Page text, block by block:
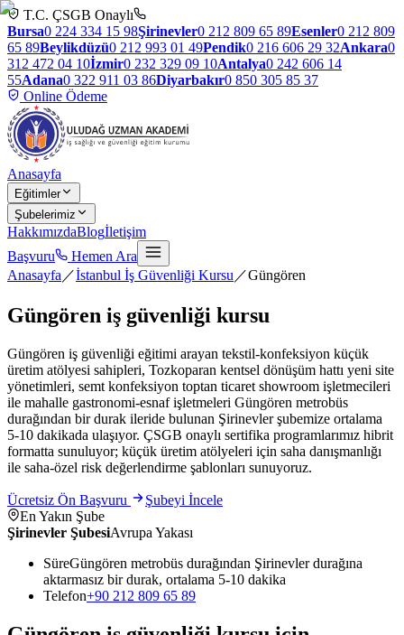
T.C. ÇSGB Onaylı
Bursa0 224 334 15 98Şirinevler0 212 809 65 89Esenler0 212 809
65 89Beylikdüzü0 212 993 01 49Pendik0 216 606 29 32Ankara0
312 472 04 10İzmir0 232 329 09 10Antalya0 242 606 14
55Adana0 322 911 03 86Diyarbakır0 850 305 85 37
Online Ödeme
Anasayfa
Eğitimler
Şubelerimiz
HakkımızdaBlogİletişim
Başvuru
Hemen Ara
Anasayfa ／İstanbul İş Güvenliği Kursu ／Güngören
Güngören iş güvenliği kursu
Güngören iş güvenliği eğitimi arayan tekstil-konfeksiyon küçük
üretim atölyesi sahipleri, Tozkoparan kentsel dönüşüm hattı yeni site
yönetimleri, semt konfeksiyon toptan ticaret showroom işletmecileri
ile mahalle gastronomi-esnaf işletmeleri Güngören metrobüs
durağından bir durak ileride bulunan Şirinevler şubemize ortalama
5-10 dakikada ulaşıyor. ÇSGB onaylı sertifika programlarımız hibrit
formatta sunuluyor; küçük üretim atölyeleri için saha danışmanlığı
ile saha-özel risk değerlendirme şablonları sunuyoruz.
Ücretsiz Ön Başvuru
Şubeyi İncele
En Yakın Şube
Şirinevler ŞubesiAvrupa Yakası
SüreGüngören metrobüs durağından Şirinevler durağına
aktarmasız bir durak, ortalama 5-10 dakika
Telefon+90 212 809 65 89